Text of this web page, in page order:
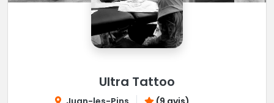
Ultra Tattoo